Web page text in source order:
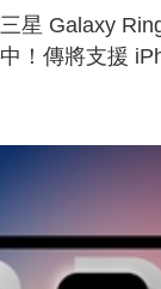
三星 Galaxy
中！傳將支援